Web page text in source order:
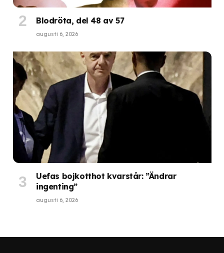
Blodröta, del 48 av 57
augusti 6, 2026
Uefas bojkotthot kvarstår: ”Ändrar
ingenting”
augusti 6, 2026